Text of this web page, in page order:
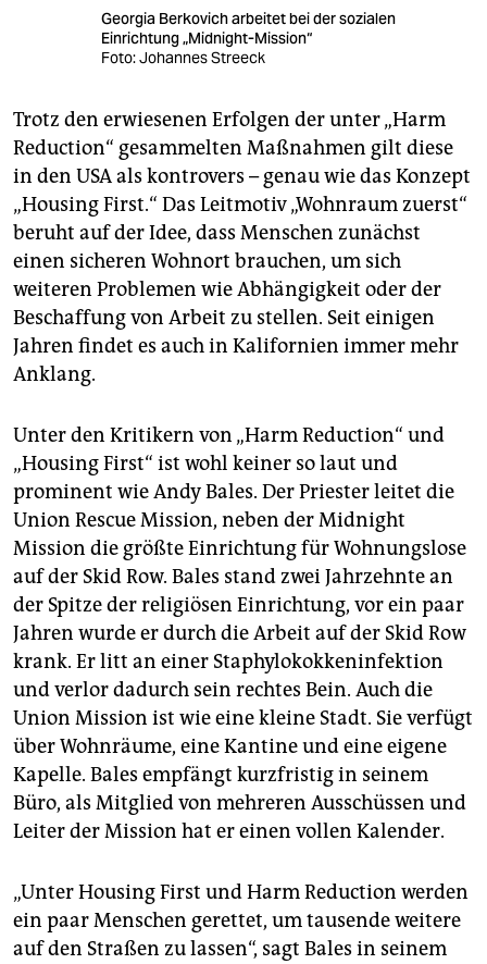
Georgia Berkovich arbeitet bei der sozialen
Einrichtung „Midnight-Mission“
Foto: Johannes Streeck
Trotz den erwiesenen Erfolgen der unter „Harm
Reduction“ gesammelten Maßnahmen gilt diese
in den USA als kontrovers – genau wie das Konzept
„Housing First.“ Das Leitmotiv „Wohnraum zuerst“
beruht auf der Idee, dass Menschen zunächst
einen sicheren Wohnort brauchen, um sich
weiteren Problemen wie Abhängigkeit oder der
Beschaffung von Arbeit zu stellen. Seit einigen
Jahren findet es auch in Kalifornien immer mehr
Anklang.
Unter den Kritikern von „Harm Reduction“ und
„Housing First“ ist wohl keiner so laut und
prominent wie Andy Bales. Der Priester leitet die
Union Rescue Mission, neben der Midnight
Mission die größte Einrichtung für Wohnungslose
auf der Skid Row. Bales stand zwei Jahrzehnte an
der Spitze der religiösen Einrichtung, vor ein paar
Jahren wurde er durch die Arbeit auf der Skid Row
krank. Er litt an einer Staphylokokkeninfektion
und verlor dadurch sein rechtes Bein. Auch die
Union Mission ist wie eine kleine Stadt. Sie verfügt
über Wohnräume, eine Kantine und eine eigene
Kapelle. Bales empfängt kurzfristig in seinem
Büro, als Mitglied von mehreren Ausschüssen und
Leiter der Mission hat er einen vollen Kalender.
„Unter Housing First und Harm Reduction werden
ein paar Menschen gerettet, um tausende weitere
auf den Straßen zu lassen“, sagt Bales in seinem